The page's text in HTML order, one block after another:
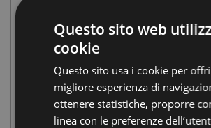
Questo sito web
cookie
Questo sito usa i cookie per
migliore esperienza di
ottenere statistiche, proporre
linea con le preferenze